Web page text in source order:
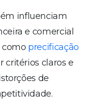
influenciam
e comercial
como precificação
critérios claros e
de